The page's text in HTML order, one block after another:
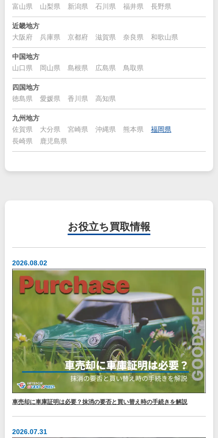
富山県
山梨県 新潟県 石川県 福井県 長野県
近畿地方
大阪府
兵庫県 京都府 滋賀県 奈良県 和歌山県
中国地方
山口県
岡山県 島根県 広島県 鳥取県
四国地方
徳島県
愛媛県 香川県 高知県
九州地方
佐賀県
大分県 宮崎県 沖縄県 熊本県
福岡県
長崎県
鹿児島県
お役立ち 買取情報
2026.08.02
車売却に車庫証明は必要？抹消の要否と買い替え時の手続きを解説
2026.07.31